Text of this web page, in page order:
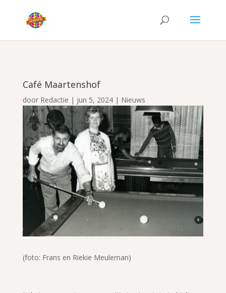
Café Maartenshof
door Redactie | jun 5, 2024| Nieuws
(foto: Frans en Riekie Meuleman)